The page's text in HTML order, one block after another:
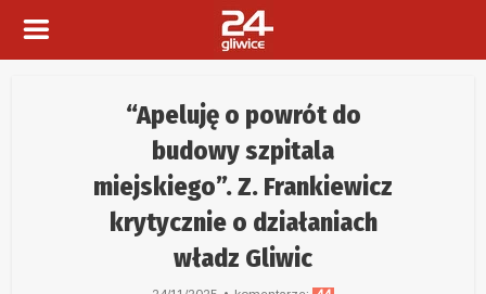
“Apeluję o powrót do
budowy szpitala
miejskiego”. Z. Frankiewicz
krytycznie o działaniach
władz Gliwic